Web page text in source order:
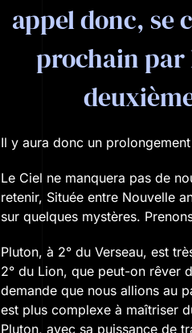
appel donc, se
prochain par
Il y aura donc un
Le Ciel ne manquera pas de
retenir, Située entre Nouvelle
sur quelques mystères.
Pluton, à 2° du Verseau, est
2° du Lion, que peut-on rêver
demande que nous allions au
est plus complexe à maîtriser
Pluton, avec sa puissance de